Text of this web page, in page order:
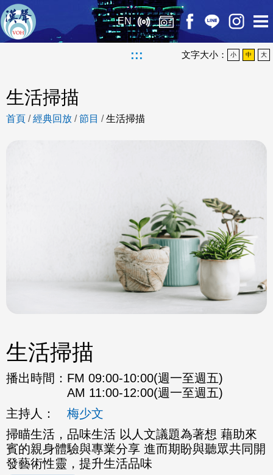
EN
::: 文字大小： 小 中 大
生活掃描
首頁 /經典回放 /節目 /生活掃描
生活掃描
播出時間： FM 09:00-10:00(週一至週五)
AM 11:00-12:00(週一至週五)
主持人：
梅少文
掃瞄生活，品味生活 以人文議題為著想 藉助來
賓的親身體驗與專業分享 進而期盼與聽眾共同開
發藝術性靈，提升生活品味